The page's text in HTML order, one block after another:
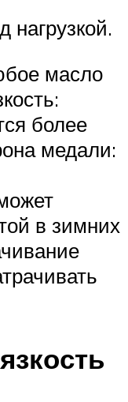
нагрузкой.
масло
более
медали:
в зимних